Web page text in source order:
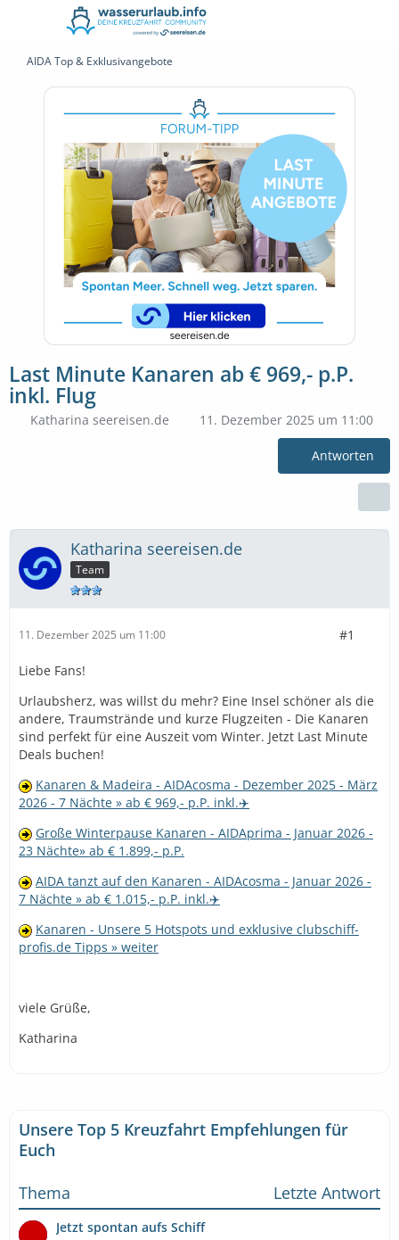
AIDA Top & Exklusivangebote
Last Minute Kanaren ab € 969,- p.P.
inkl. Flug
Katharina seereisen.de 11. Dezember 2025 um 11:00
Antworten
Katharina seereisen.de
Team
11. Dezember 2025 um 11:00 #1
Liebe Fans!
Urlaubsherz, was willst du mehr? Eine Insel schöner als die
andere, Traumstrände und kurze Flugzeiten - Die Kanaren
sind perfekt für eine Auszeit vom Winter. Jetzt Last Minute
Deals buchen!
Kanaren & Madeira - AIDAcosma - Dezember 2025 - März
2026 - 7 Nächte » ab € 969,- p.P. inkl.✈️
Große Winterpause Kanaren - AIDAprima - Januar 2026 -
23 Nächte» ab € 1.899,- p.P.
AIDA tanzt auf den Kanaren - AIDAcosma - Januar 2026 -
7 Nächte » ab € 1.015,- p.P. inkl.✈️
Kanaren - Unsere 5 Hotspots und exklusive clubschiff-
profis.de Tipps » weiter
viele Grüße,
Katharina
Unsere Top 5 Kreuzfahrt Empfehlungen für
Euch
Thema
Letzte Antwort
Jetzt spontan aufs Schiff